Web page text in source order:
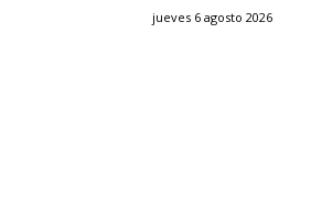
jueves 6 agosto 2026